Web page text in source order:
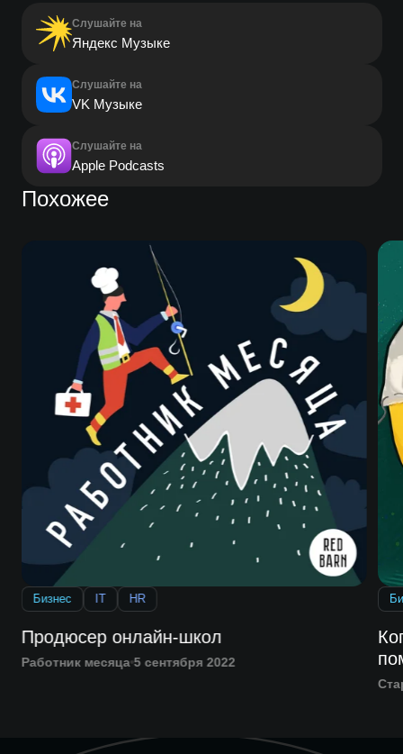
Слушайте на
Яндекс Музыке
Слушайте на
VK Музыке
Слушайте на
Apple Podcasts
Похожее
Бизнес IT HR
Продюсер онлайн-школ
Работник месяца 5 сентября 2022